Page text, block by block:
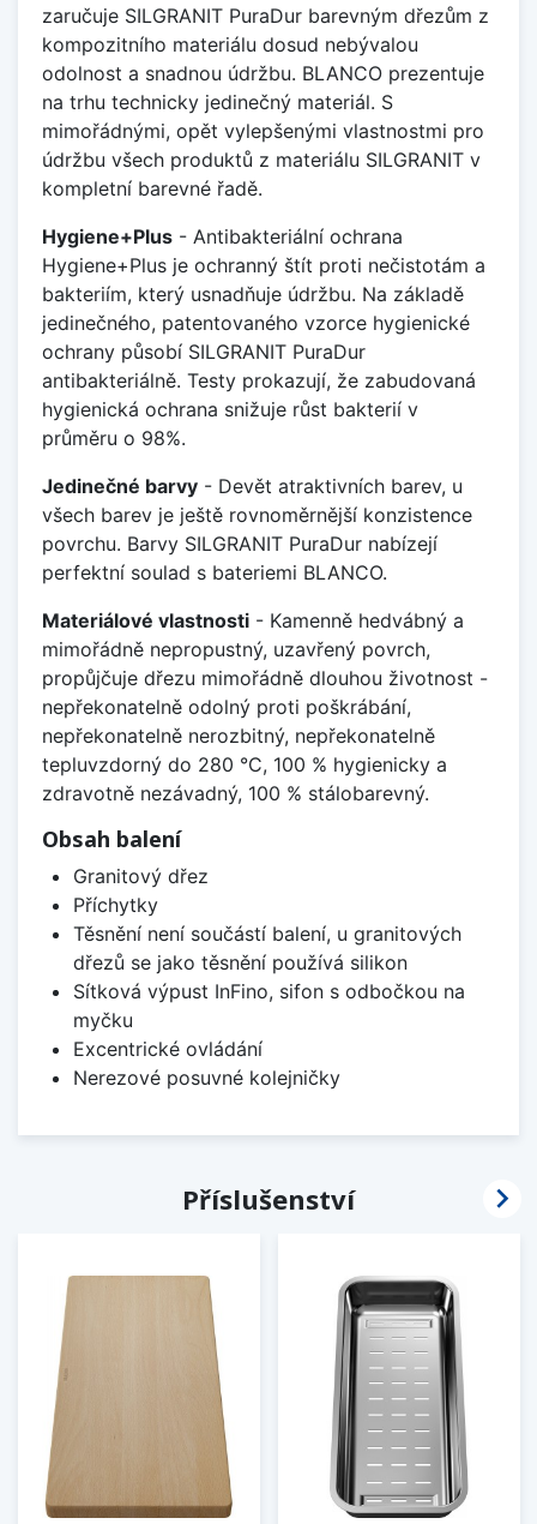
zaručuje SILGRANIT PuraDur barevným dřezům z
kompozitního materiálu dosud nebývalou
odolnost a snadnou údržbu. BLANCO prezentuje
na trhu technicky jedinečný materiál. S
mimořádnými, opět vylepšenými vlastnostmi pro
údržbu všech produktů z materiálu SILGRANIT v
kompletní barevné řadě.
Hygiene+Plus - Antibakteriální ochrana
Hygiene+Plus je ochranný štít proti nečistotám a
bakteriím, který usnadňuje údržbu. Na základě
jedinečného, patentovaného vzorce hygienické
ochrany působí SILGRANIT PuraDur
antibakteriálně. Testy prokazují, že zabudovaná
hygienická ochrana snižuje růst bakterií v
průměru o 98%.
Jedinečné barvy - Devět atraktivních barev, u
všech barev je ještě rovnoměrnější konzistence
povrchu. Barvy SILGRANIT PuraDur nabízejí
perfektní soulad s bateriemi BLANCO.
Materiálové vlastnosti - Kamenně hedvábný a
mimořádně nepropustný, uzavřený povrch,
propůjčuje dřezu mimořádně dlouhou životnost -
nepřekonatelně odolný proti poškrábání,
nepřekonatelně nerozbitný, nepřekonatelně
tepluvzdorný do 280 °C, 100 % hygienicky a
zdravotně nezávadný, 100 % stálobarevný.
Obsah balení
Granitový dřez
Příchytky
Těsnění není součástí balení, u granitových
dřezů se jako těsnění používá silikon
Sítková výpust InFino, sifon s odbočkou na
myčku
Excentrické ovládání
Nerezové posuvné kolejničky
Příslušenství 